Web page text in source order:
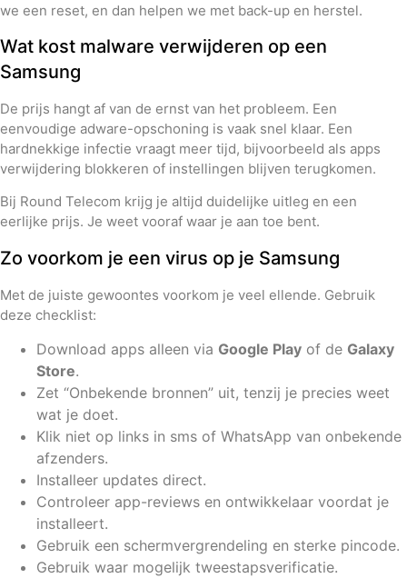
we een reset, en dan helpen we met back-up en herstel.
Wat kost malware verwijderen op een
Samsung
De prijs hangt af van de ernst van het probleem. Een
eenvoudige adware-opschoning is vaak snel klaar. Een
hardnekkige infectie vraagt meer tijd, bijvoorbeeld als apps
verwijdering blokkeren of instellingen blijven terugkomen.
Bij Round Telecom krijg je altijd duidelijke uitleg en een
eerlijke prijs. Je weet vooraf waar je aan toe bent.
Zo voorkom je een virus op je Samsung
Met de juiste gewoontes voorkom je veel ellende. Gebruik
deze checklist:
Download apps alleen via Google Play of de Galaxy
Store.
Zet “Onbekende bronnen” uit, tenzij je precies weet
wat je doet.
Klik niet op links in sms of WhatsApp van onbekende
afzenders.
Installeer updates direct.
Controleer app-reviews en ontwikkelaar voordat je
installeert.
Gebruik een schermvergrendeling en sterke pincode.
Gebruik waar mogelijk tweestapsverificatie.